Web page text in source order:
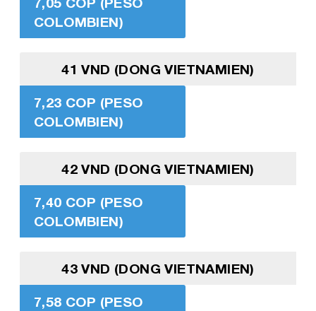
COLOMBIEN)
41 VND (DONG VIETNAMIEN)
7,23 COP (PESO
COLOMBIEN)
42 VND (DONG VIETNAMIEN)
7,40 COP (PESO
COLOMBIEN)
43 VND (DONG VIETNAMIEN)
7,58 COP (PESO